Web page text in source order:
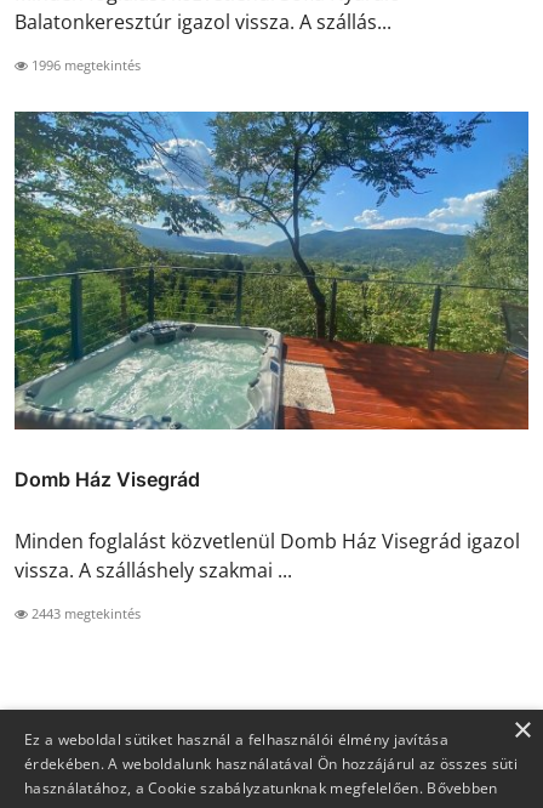
Balatonkeresztúr igazol vissza. A szállás...
1996 megtekintés
Domb Ház Visegrád
Minden foglalást közvetlenül Domb Ház Visegrád igazol
vissza. A szálláshely szakmai ...
2443 megtekintés
×
Ez a weboldal sütiket használ a felhasználói élmény javítása
érdekében. A weboldalunk használatával Ön hozzájárul az összes süti
használatához, a Cookie szabályzatunknak megfelelően. Bővebben